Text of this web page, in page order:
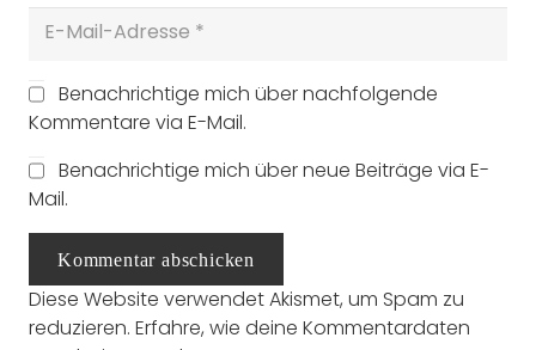
Benachrichtige mich über nachfolgende
Kommentare via E-Mail.
Benachrichtige mich über neue Beiträge via E-
Mail.
Kommentar abschicken
Diese Website verwendet Akismet, um Spam zu
reduzieren. Erfahre, wie deine Kommentardaten